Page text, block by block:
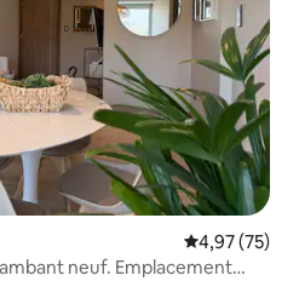
Évaluation
4,97 (75)
neuf. Emplacement